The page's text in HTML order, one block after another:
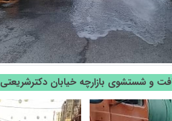
و شستشوی بازارچه خیابان دکترشریعتی